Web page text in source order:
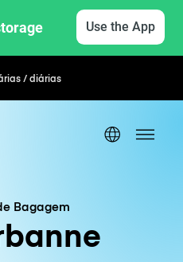
Use the App
/ diárias
Bagagem